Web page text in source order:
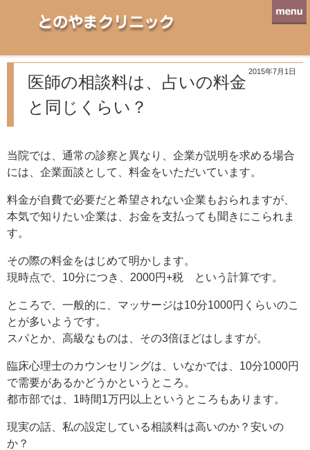
とのやまクリニック
2015年7月1日
医師の相談料は、占いの料金
と同じくらい？
当院では、通常の診察と異なり、企業が説明を求める場合
には、企業面談として、料金をいただいています。
料金が自費で必要だと希望されない企業もおられますが、
本気で知りたい企業は、お金を支払っても聞きにこられま
す。
その際の料金をはじめて明かします。
現時点で、10分につき、2000円+税 という計算です。
ところで、一般的に、マッサージは10分1000円くらいのこ
とが多いようです。
スパとか、高級なものは、その3倍ほどはしますが。
臨床心理士のカウンセリングは、いなかでは、10分1000円
で需要があるかどうかというところ。
都市部では、1時間1万円以上というところもあります。
現実の話、私の設定している相談料は高いのか？安いの
か？